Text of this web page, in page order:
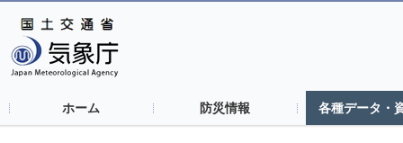
ホーム 防災情報 各種データ・